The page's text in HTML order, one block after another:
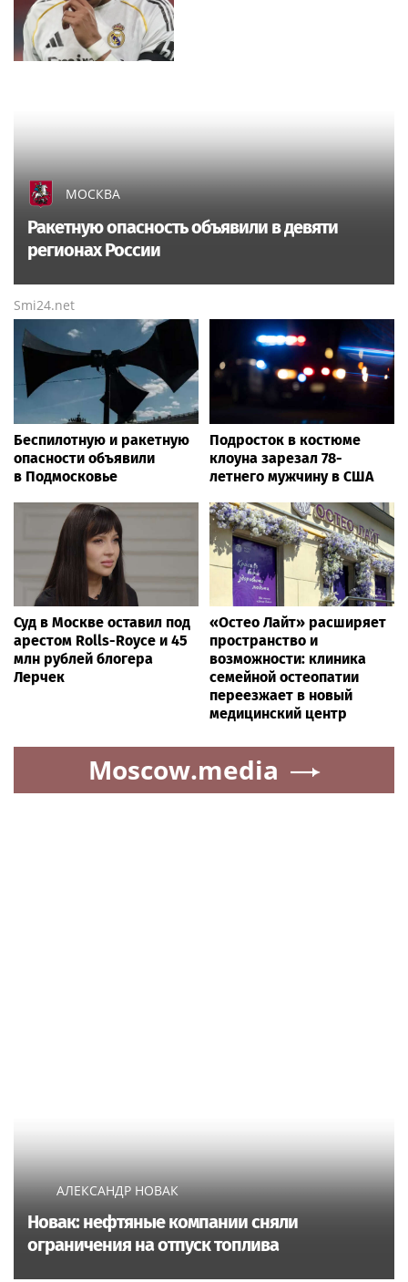
МОСКВА
Ракетную опасность объявили в девяти
регионах России
Smi24.net
Беспилотную и ракетную
опасности объявили
в Подмосковье
Подросток в костюме
клоуна зарезал 78-
летнего мужчину в США
Суд в Москве оставил под
арестом Rolls-Royce и 45
млн рублей блогера
Лерчек
«Остео Лайт» расширяет
пространство и
возможности: клиника
семейной остеопатии
переезжает в новый
медицинский центр
Moscow.media
АЛЕКСАНДР НОВАК
Новак: нефтяные компании сняли
ограничения на отпуск топлива